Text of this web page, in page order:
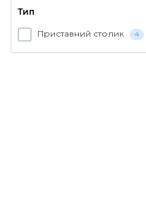
Тип
Приставний столик 4